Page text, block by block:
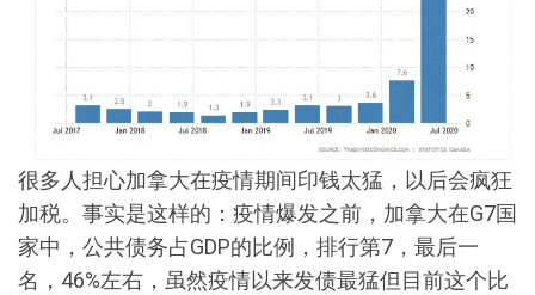
很多人担心加拿大在疫情期间印钱太猛，以后会疯狂
加税。事实是这样的：疫情爆发之前，加拿大在G7国
家中，公共债务占GDP的比例，排行第7，最后一
名，46%左右，虽然疫情以来发债最猛但目前这个比